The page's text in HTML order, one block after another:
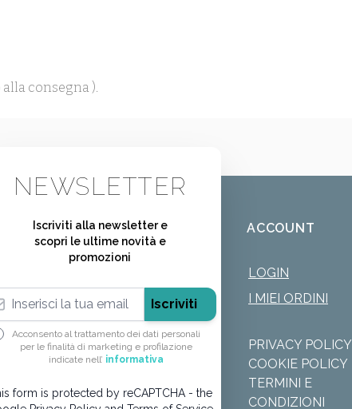
consegna ).
NEWSLETTER
Iscriviti alla newsletter e
scopri le ultime novità e
promozioni
Indirizzo email
Iscriviti
Acconsento al trattamento dei dati personali
per le finalità di marketing e profilazione
indicate nell’ informativa
form is protected by reCAPTCHA - the
ACCOUNT
LOGIN
I MIEI ORDINI
PRIVACY POLICY
COOKIE POLICY
TERMINI E
CONDIZIONI